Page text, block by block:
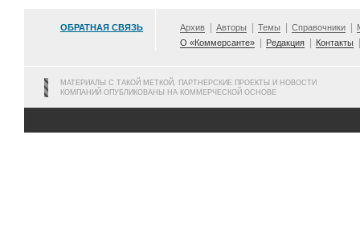
ОБРАТНАЯ СВЯЗЬ Архив Авторы Темы Справочники
О «Коммерсанте»
Редакция Контакты
МАТЕРИАЛЫ С ТАКОЙ МЕТКОЙ, ПАРТНЕРСКИЕ ПРОЕКТЫ И НОВОСТИ
КОМПАНИЙ ОПУБЛИКОВАНЫ НА КОММЕРЧЕСКОЙ ОСНОВЕ